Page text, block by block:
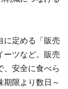
定める「販売
ーツなど。販売
、安全に食べら
限より数日～